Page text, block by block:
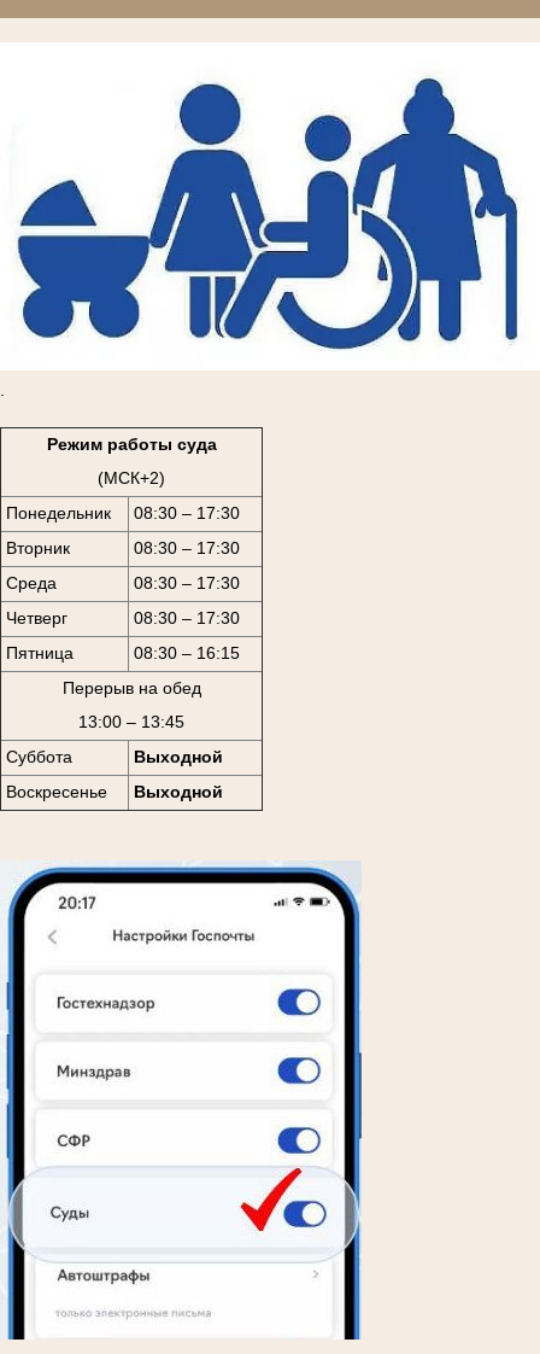
Режим работы суда
(МСК+2)
Понедельник
08:30 – 17:30
Вторник
08:30 – 17:30
Среда
08:30 – 17:30
Четверг
08:30 – 17:30
Пятница
08:30 – 16:15
Перерыв на обед
13:00 – 13:45
Суббота
Выходной
Воскресенье
Выходной